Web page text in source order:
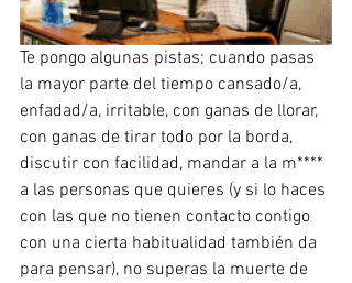
Te pongo algunas pistas; cuando pasas
la mayor parte del tiempo cansado/a,
enfadad/a, irritable, con ganas de llorar,
con ganas de tirar todo por la borda,
discutir con facilidad, mandar a la m****
a las personas que quieres (y si lo haces
con las que no tienen contacto contigo
con una cierta habitualidad también da
para pensar), no superas la muerte de